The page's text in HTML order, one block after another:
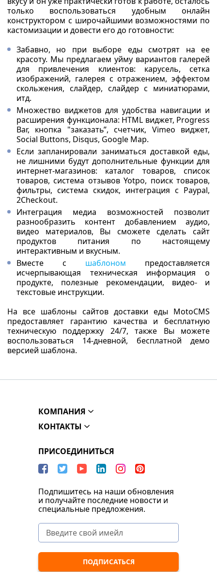
только воспользоваться удобным онлайн
конструктором с широчайшими возможностями по
кастомизации и довести его до готовности:
Забавно, но при выборе еды смотрят на ее
красоту. Мы предлагаем уйму вариантов галерей
для привлечения клиентов: карусель, сетка
изображений, галерея с отражением, эффектом
скольжения, слайдер, слайдер с миниатюрами,
итд.
Множество виджетов для удобства навигации и
расширения функционала: HTML виджет, Progress
Bar, кнопка "заказать”, счетчик, Vimeo виджет,
Social Buttons, Disqus, Google Map.
Если запланировали заниматься доставкой еды,
не лишними будут дополнительные функции для
интернет-магазинов: каталог товаров, список
товаров, система отзывов Yotpo, поиск товаров,
фильтры, система скидок, интеграция с Paypal,
2Checkout.
Интеграция медиа возможностей позволит
разнообразить контент добавлением аудио,
видео материалов, Вы сможете сделать сайт
продуктов питания по настоящему
интерактивным и вкусным.
Вместе с шаблоном предоставляется
исчерпывающая техническая информация о
продукте, полезные рекомендации, видео- и
текстовые инструкции.
На все шаблоны сайтов доставки еды MotoCMS
предоставляет гарантию качества и бесплатную
техническую поддержку 24/7, также Вы можете
воспользоваться 14-дневной, бесплатной демо
версией шаблона.
КОМПАНИЯ
КОНТАКТЫ
ПРИСОЕДИНИТЬСЯ
Подпишитесь на наши обновления
и получайте последние новости и
специальные предложения.